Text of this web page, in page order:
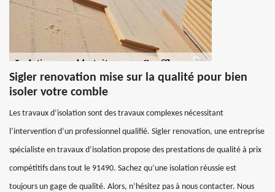
Sigler renovation mise sur la qualité pour bien
isoler votre comble
Les travaux d’isolation sont des travaux complexes nécessitant
l’intervention d’un professionnel qualifié. Sigler renovation, une entreprise
spécialiste en travaux d’isolation propose des prestations de qualité à prix
compétitifs dans tout le 91490. Sachez qu’une isolation réussie est
toujours un gage de qualité. Alors, n’hésitez pas à nous contacter. Nous